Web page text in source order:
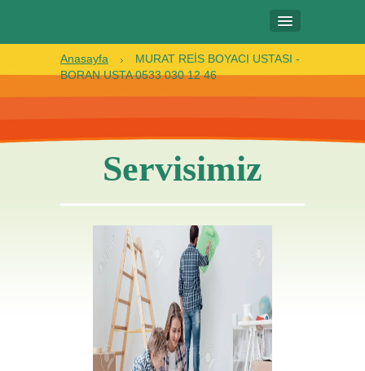
ANASAYFA
İLETIŞIM
Anasayfa
MURAT REİS BOYACI USTASI -
BORAN USTA 0533 030 12 46
Servisimiz